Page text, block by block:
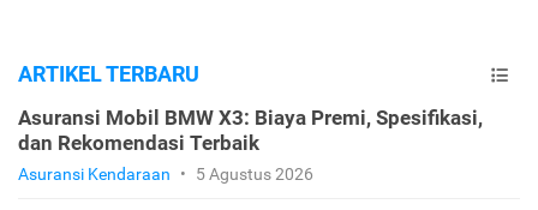
ARTIKEL TERBARU
Asuransi Mobil BMW X3: Biaya Premi, Spesifikasi,
dan Rekomendasi Terbaik
Asuransi Kendaraan • 5 Agustus 2026